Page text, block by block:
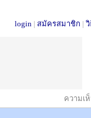
login | สมัครสมาชิก |
ความเ